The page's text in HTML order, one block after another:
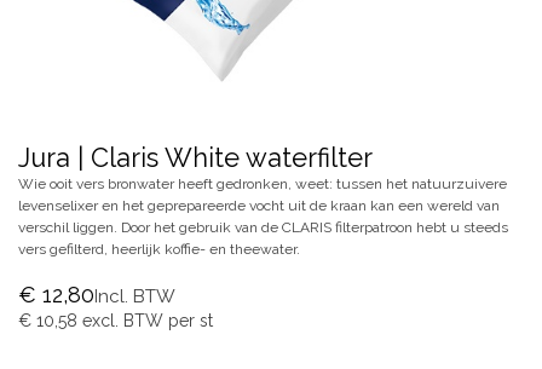
Jura | Claris White waterfilter
Wie ooit vers bronwater heeft gedronken, weet: tussen het natuurzuivere
levenselixer en het geprepareerde vocht uit de kraan kan een wereld van
verschil liggen. Door het gebruik van de CLARIS filterpatroon hebt u steeds
vers gefilterd, heerlijk koffie- en theewater.
€ 12,80Incl. BTW
€ 10,58 excl. BTW per st